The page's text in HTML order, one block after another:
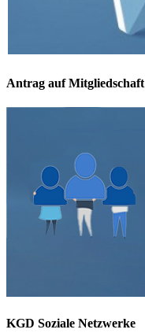
Antrag auf Mitgliedschaft
KGD Soziale Netzwerke